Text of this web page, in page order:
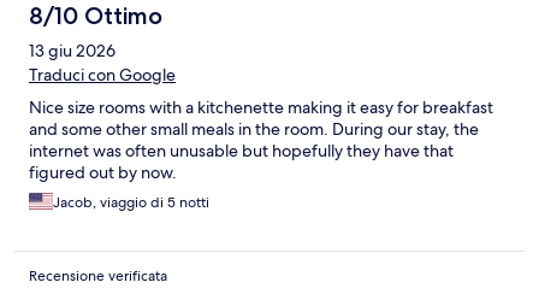
8/10 Ottimo
13 giu 2026
Traduci con Google
Nice size rooms with a kitchenette making it easy for breakfast
and some other small meals in the room. During our stay, the
internet was often unusable but hopefully they have that
figured out by now.
Jacob, viaggio di 5 notti
Recensione verificata